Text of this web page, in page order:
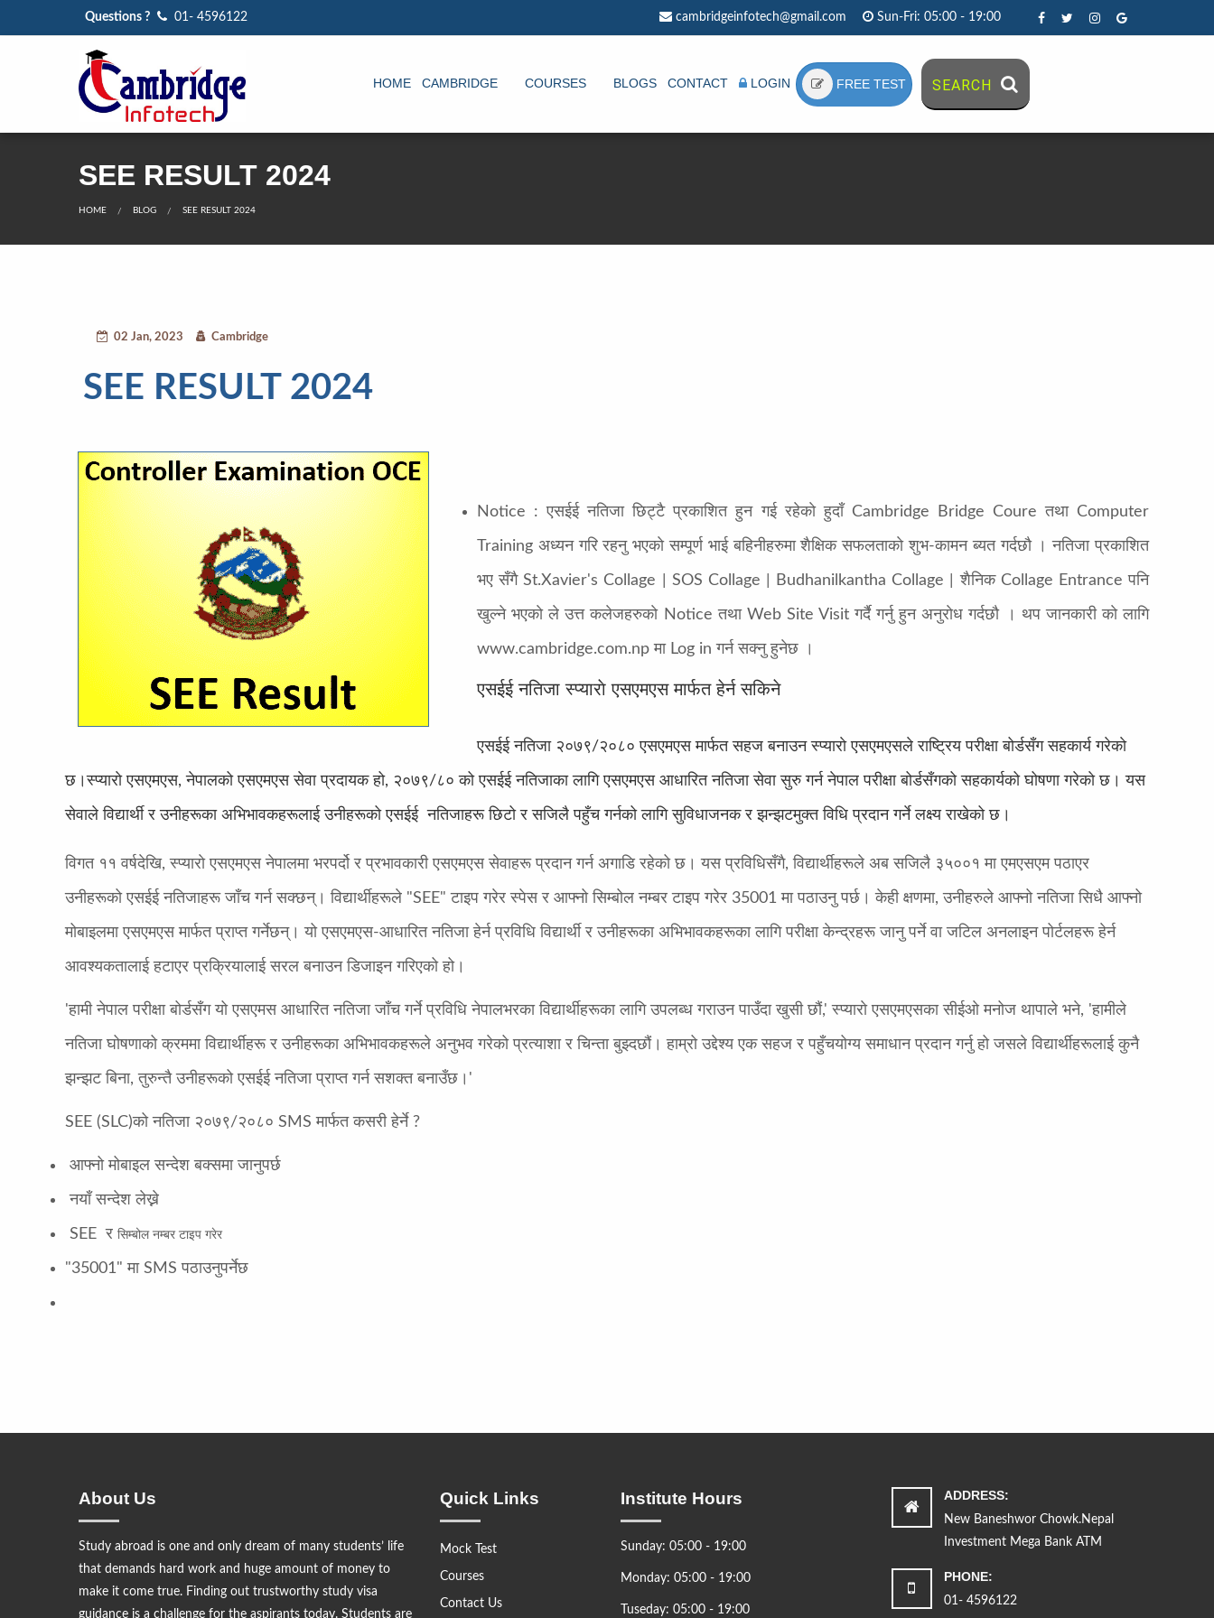
Questions ? 01- 4596122 cambridgeinfotech@gmail.com Sun-Fri: 05:00 - 19:00
HOME CAMBRIDGE COURSES BLOGS CONTACT LOGIN FREE TEST SEARCH
SEE RESULT 2024
HOME BLOG SEE RESULT 2024
02 Jan, 2023 Cambridge
SEE RESULT 2024
Notice : एसईई नतिजा छिट्टै प्रकाशित हुन गई रहेकाे हुदाँ Cambridge Bridge Coure तथा Computer
Training अध्यन गरि रहनु भएकाे सम्पूर्ण भाई बहिनीहरुमा शैक्षिक सफलताकाे शुभ-कामन ब्यत गर्दछाै । नतिजा प्रकाशित
भए सँगै St.Xavier's Collage | SOS Collage | Budhanilkantha Collage | शैनिक Collage Entrance पनि
खुल्ने भएकाे ले उत्त कलेजहरुकाे Notice तथा Web Site Visit गर्दै गर्नु हुन अनुराेध गर्दछाै । थप जानकारी काे लागि
www.cambridge.com.np मा Log in गर्न सक्नु हुनेछ ।
एसईई नतिजा स्प्याराे एसएमएस मार्फत हेर्न सकिने
एसईई नतिजा २०७९/२०८० एसएमएस मार्फत सहज बनाउन स्प्याराे एसएमएसले राष्ट्रिय परीक्षा बोर्डसँग सहकार्य गरेकाे
छ।स्प्याराे एसएमएस, नेपालको एसएमएस सेवा प्रदायक हो, २०७९/८० को एसईई नतिजाका लागि एसएमएस आधारित नतिजा सेवा सुरु गर्न नेपाल परीक्षा बोर्डसँगको सहकार्यको घोषणा गरेकाे छ। यस
सेवाले विद्यार्थी र उनीहरूका अभिभावकहरूलाई उनीहरूको एसईई नतिजाहरू छिटो र सजिलै पहुँच गर्नको लागि सुविधाजनक र झन्झटमुक्त विधि प्रदान गर्ने लक्ष्य राखेको छ।
विगत ११ वर्षदेखि, स्प्याराे एसएमएस नेपालमा भरपर्दो र प्रभावकारी एसएमएस सेवाहरू प्रदान गर्न अगाडि रहेको छ। यस प्रविधिसँगै, विद्यार्थीहरूले अब सजिलै ३५००१ मा एमएसएम पठाएर
उनीहरूको एसईई नतिजाहरू जाँच गर्न सक्छन्। विद्यार्थीहरूले "SEE" टाइप गरेर स्पेस र आफ्नो सिम्बोल नम्बर टाइप गरेर 35001 मा पठाउनु पर्छ। केही क्षणमा, उनीहरुले आफ्नो नतिजा सिधै आफ्नो
मोबाइलमा एसएमएस मार्फत प्राप्त गर्नेछन्। यो एसएमएस-आधारित नतिजा हेर्न प्रविधि विद्यार्थी र उनीहरूका अभिभावकहरूका लागि परीक्षा केन्द्रहरू जानु पर्ने वा जटिल अनलाइन पोर्टलहरू हेर्न
आवश्यकतालाई हटाएर प्रक्रियालाई सरल बनाउन डिजाइन गरिएको हो।
'हामी नेपाल परीक्षा बोर्डसँग यो एसएमस आधारित नतिजा जाँच गर्ने प्रविधि नेपालभरका विद्यार्थीहरूका लागि उपलब्ध गराउन पाउँदा खुसी छौं,' स्प्याराे एसएमएसका सीईओ मनोज थापाले भने, 'हामीले
नतिजा घोषणाको क्रममा विद्यार्थीहरू र उनीहरूका अभिभावकहरूले अनुभव गरेको प्रत्याशा र चिन्ता बुझ्दछौं। हाम्रो उद्देश्य एक सहज र पहुँचयोग्य समाधान प्रदान गर्नु हो जसले विद्यार्थीहरूलाई कुनै
झन्झट बिना, तुरुन्तै उनीहरूको एसईई नतिजा प्राप्त गर्न सशक्त बनाउँछ।'
SEE (SLC)को नतिजा २०७९/२०८० SMS मार्फत कसरी हेर्ने ?
आफ्नो मोबाइल सन्देश बक्समा जानुपर्छ
नयाँ सन्देश लेख्ने
SEE र सिम्बोल नम्बर टाइप गरेर
"35001" मा SMS पठाउनुपर्नेछ
About Us
Study abroad is one and only dream of many students’ life
that demands hard work and huge amount of money to
make it come true. Finding out trustworthy study visa
guidance is a challenge for the aspirants today. Students are
Quick Links
Mock Test
Courses
Contact Us
Institute Hours
Sunday: 05:00 - 19:00
Monday: 05:00 - 19:00
Tuseday: 05:00 - 19:00
ADDRESS:
New Baneshwor Chowk.Nepal
Investment Mega Bank ATM
PHONE:
01- 4596122